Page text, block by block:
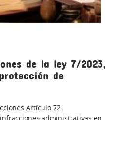
de la ley 7/2023,
de
Artículo 72.
administrativas en